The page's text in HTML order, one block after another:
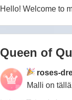
Hello! Welcome to
Queen of
roses-
Malli on